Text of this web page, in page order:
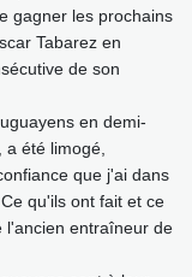
gagner les prochains
Tabarez en
de son
en demi-
été limogé,
que j'ai dans
qu'ils ont fait et ce
l'ancien entraîneur de